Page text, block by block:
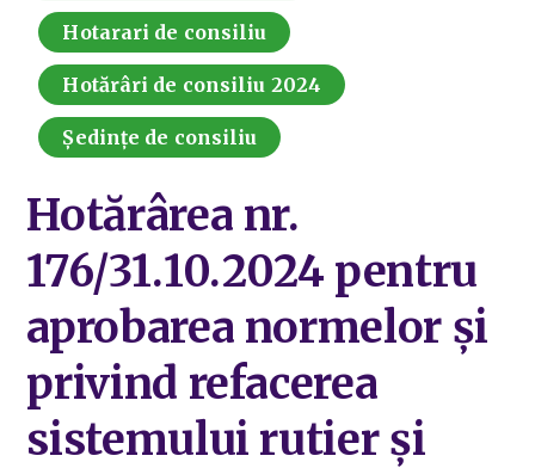
Hotarari de consiliu
Hotărâri de consiliu 2024
Ședințe de consiliu
Hotărârea nr.
176/31.10.2024 pentru
aprobarea normelor și
privind refacerea
sistemului rutier şi